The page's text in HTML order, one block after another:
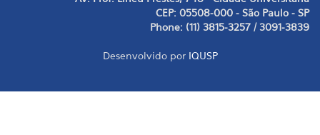
CEP: 05508-000 - São Paulo - SP
Phone: (11) 3815-3257 / 3091-3839
Desenvolvido por IQUSP